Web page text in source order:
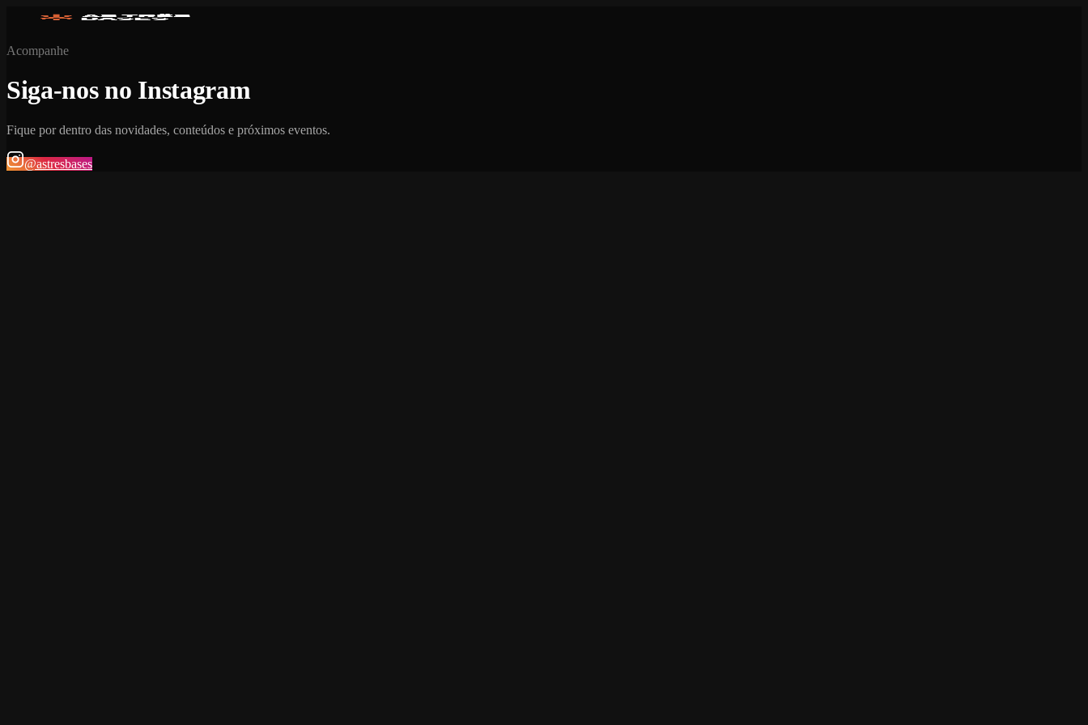
Acompanhe
Siga-nos no Instagram
Fique por dentro das novidades, conteúdos e próximos eventos.
@astresbases